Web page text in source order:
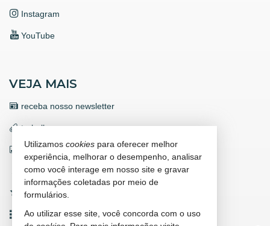
Instagram
YouTube
VEJA MAIS
receba nosso newsletter
trabalhe conosco
indicadores financeiros
cadastre seu imóvel
imóveis favoritos
mapa de imóveis
Utilizamos cookies para oferecer melhor
experiência, melhorar o desempenho, analisar
como você interage em nosso site e gravar
informações coletadas por meio de
formulários.
Ao utilizar esse site, você concorda com o uso